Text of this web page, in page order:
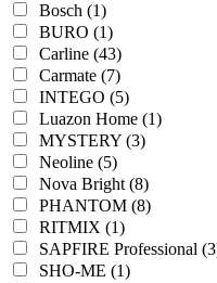
Bosch (1)
BURO (1)
Carline (43)
Carmate (7)
INTEGO (5)
Luazon Home (1)
MYSTERY (3)
Neoline (5)
Nova Bright (8)
PHANTOM (8)
RITMIX (1)
SAPFIRE Professional
SHO-ME (1)